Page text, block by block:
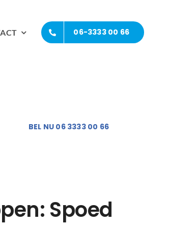
06-3333 00 66
BEL NU 06 3333 00 66
Spoed